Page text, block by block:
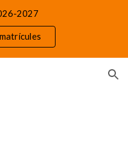
2027